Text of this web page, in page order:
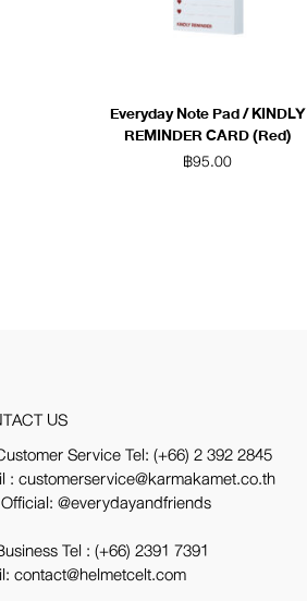
Everyday Note Pad / KINDLY
REMINDER CARD (Red)
฿95.00
US
Service Tel:(+66) 2 392 2845
: customerservice@karmakamet.co.th
@everydayandfriends
Tel :(+66) 2391 7391
contact@helmetcelt.com